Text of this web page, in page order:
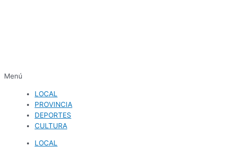
Menú
LOCAL
PROVINCIA
DEPORTES
CULTURA
LOCAL